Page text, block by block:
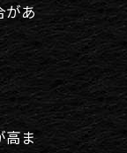
があ
高ま